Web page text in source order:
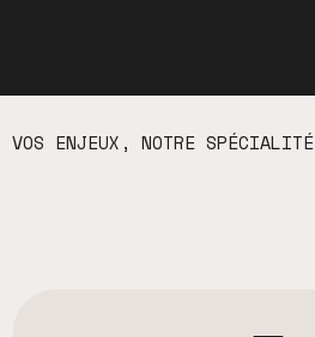
VOS ENJEUX, NOTRE SPÉCIALITÉ